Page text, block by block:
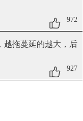
972
越拖蔓延的越大，后
927